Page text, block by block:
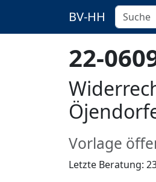
BV-HH
22-
Vorlage
Letzte Beratung: